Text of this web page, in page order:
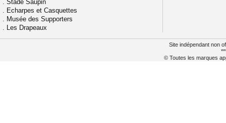
. Stade Saupin
. Echarpes et Casquettes
. Musée des Supporters
. Les Drapeaux
Site indépendant non
© Toutes les marques